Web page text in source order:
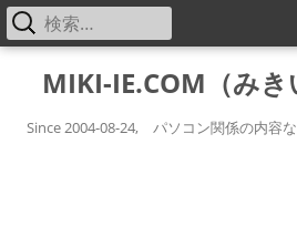
MIKI-IE.COM（みき
Since 2004-08-24, パソコン関係の内容
メ
検
索: